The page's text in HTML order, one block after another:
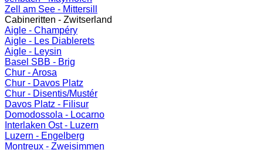
Zell am See - Mittersill
Cabineritten - Zwitserland
Aigle - Champéry
Aigle - Les Diablerets
Aigle - Leysin
Basel SBB - Brig
Chur - Arosa
Chur - Davos Platz
Chur - Disentis/Mustér
Davos Platz - Filisur
Domodossola - Locarno
Interlaken Ost - Luzern
Luzern - Engelberg
Montreux - Zweisimmen